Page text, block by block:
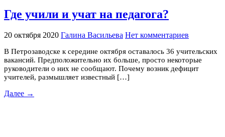
Где учили и учат на педагога?
20 октября 2020 Галина Васильева Нет комментариев
В Петрозаводске к середине октября оставалось 36 учительских
вакансий. Предположительно их больше, просто некоторые
руководители о них не сообщают. Почему возник дефицит
учителей, размышляет известный […]
Далее →